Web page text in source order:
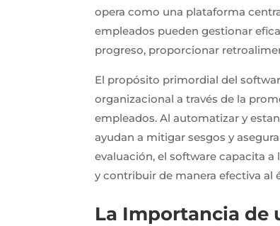
opera como una plataforma
empleados pueden gestionar
progreso, proporcionar
El propósito primordial del
organizacional a través de la
empleados. Al automatizar y
ayudan a mitigar sesgos y
evaluación, el software capacita
y contribuir de manera efectiva al
La Importancia de